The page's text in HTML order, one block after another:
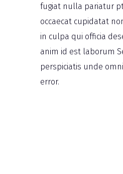
fugiat nulla pariatur
occaecat cupidatat
in culpa qui officia
anim id est laborum
perspiciatis unde
error.